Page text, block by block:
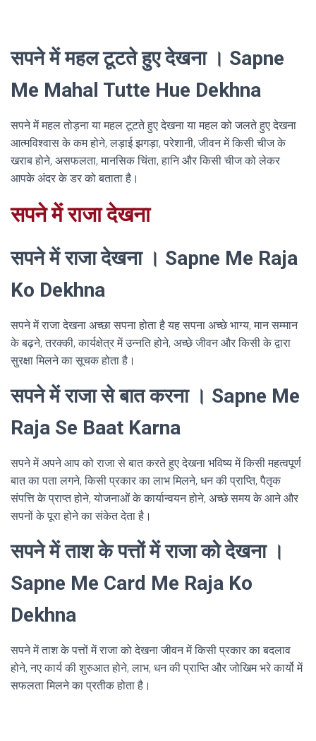
सपने में महल टूटते हुए देखना । Sapne
Me Mahal Tutte Hue Dekhna
सपने में महल तोड़ना या महल टूटते हुए देखना या महल को जलते हुए देखना
आत्मविश्वास के कम होने, लड़ाई झगड़ा, परेशानी, जीवन में किसी चीज के
खराब होने, असफलता, मानसिक चिंता, हानि और किसी चीज को लेकर
आपके अंदर के डर को बताता है।
सपने में राजा देखना
सपने में राजा देखना । Sapne Me Raja
Ko Dekhna
सपने में राजा देखना अच्छा सपना होता है यह सपना अच्छे भाग्य, मान सम्मान
के बढ़ने, तरक्की, कार्यक्षेत्र में उन्नति होने, अच्छे जीवन और किसी के द्वारा
सुरक्षा मिलने का सूचक होता है।
सपने में राजा से बात करना । Sapne Me
Raja Se Baat Karna
सपने में अपने आप को राजा से बात करते हुए देखना भविष्य में किसी महत्वपूर्ण
बात का पता लगने, किसी प्रकार का लाभ मिलने, धन की प्राप्ति, पैतृक
संपत्ति के प्राप्त होने, योजनाओं के कार्यान्वयन होने, अच्छे समय के आने और
सपनों के पूरा होने का संकेत देता है।
सपने में ताश के पत्तों में राजा को देखना ।
Sapne Me Card Me Raja Ko
Dekhna
सपने में ताश के पत्तों में राजा को देखना जीवन में किसी प्रकार का बदलाव
होने, नए कार्य की शुरुआत होने, लाभ, धन की प्राप्ति और जोखिम भरे कार्यो में
सफलता मिलने का प्रतीक होता है।